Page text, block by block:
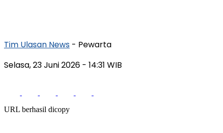
Tim Ulasan News - Pewarta
Selasa, 23 Juni 2026 - 14:31 WIB
URL berhasil dicopy